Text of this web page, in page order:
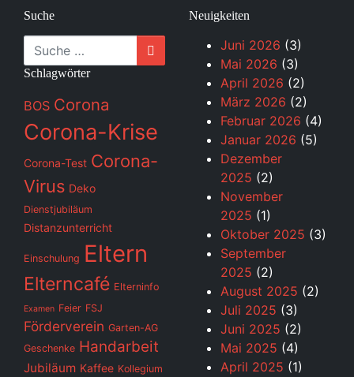
Suche
Suche
Schlagwörter
BOS Corona
Corona-Krise
Corona-Test Corona-
Virus Deko
Dienstjubiläum
Distanzunterricht
Einschulung Eltern
Elterncafé Elterninfo
Examen Feier FSJ
Förderverein Garten-AG
Geschenke Handarbeit
Jubiläum Kaffee Kollegium
Neuigkeiten
Juni 2026 (3)
Mai 2026 (3)
April 2026 (2)
März 2026 (2)
Februar 2026 (4)
Januar 2026 (5)
Dezember
2025 (2)
November
2025 (1)
Oktober 2025 (3)
September
2025 (2)
August 2025 (2)
Juli 2025 (3)
Juni 2025 (2)
Mai 2025 (4)
April 2025 (1)